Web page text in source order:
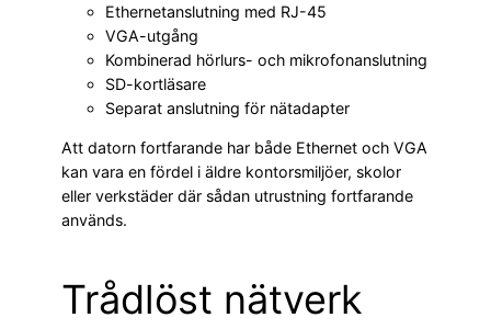
Ethernetanslutning med RJ-45
VGA-utgång
Kombinerad hörlurs- och mikrofonanslutning
SD-kortläsare
Separat anslutning för nätadapter
Att datorn fortfarande har både Ethernet och VGA
kan vara en fördel i äldre kontorsmiljöer, skolor
eller verkstäder där sådan utrustning fortfarande
används.
Trådlöst nätverk